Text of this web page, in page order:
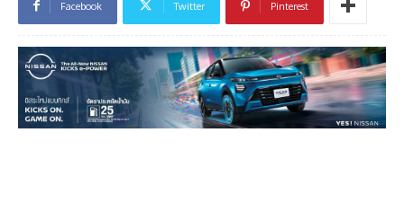
Facebook Twitter Pinterest